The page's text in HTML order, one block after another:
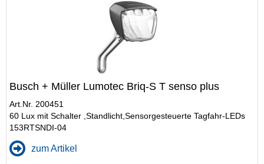
Busch + Müller Lumotec Briq-S T senso plus
Art.Nr. 200451
60 Lux mit Schalter ,Standlicht,Sensorgesteuerte Tagfahr-LEDs
153RTSNDI-04
zum Artikel